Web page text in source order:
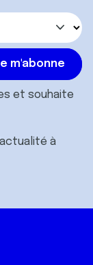
et souhaite
à